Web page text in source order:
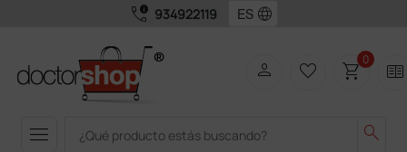
call_quality 934922119 language
menu search
person favorite_border shopping_cart0 two_pager